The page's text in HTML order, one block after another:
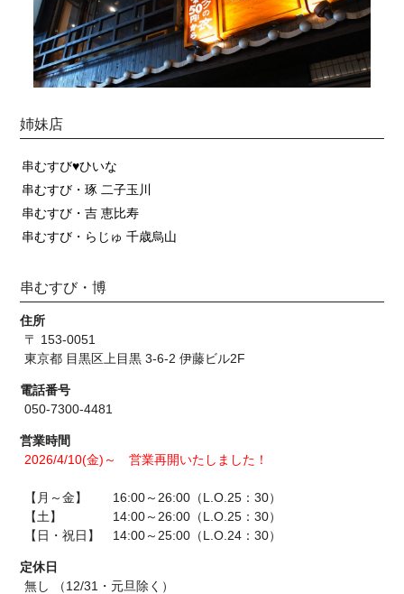
姉妹店
串むすび♥ひいな
串むすび・琢 二子玉川
串むすび・吉 恵比寿
串むすび・らじゅ 千歳烏山
串むすび・博
住所
〒 153-0051
東京都 目黒区上目黒 3-6-2 伊藤ビル2F
電話番号
050-7300-4481
営業時間
2026/4/10(金)～ 営業再開いたしました！
【月～金】 16:00～26:00（L.O.25：30）
【土】 14:00～26:00（L.O.25：30）
【日・祝日】 14:00～25:00（L.O.24：30）
定休日
無し （12/31・元旦除く）